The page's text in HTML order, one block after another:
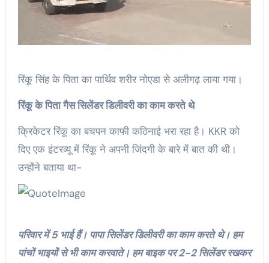
रिंकू सिंह के पिता का पार्थिव शरीर नोएडा से अलीगढ़ लाया गया।
रिंकू के पिता गैस सिलेंडर डिलीवरी का काम करते थे
क्रिकेटर रिंकू का बचपन काफी कठिनाई भरा रहा है। KKR को
दिए एक इंटरव्यू में रिंकू ने अपनी जिंदगी के बारे में बात की थी।
उन्होंने बताया था-
परिवार में 5 भाई हैं। पापा सिलेंडर डिलीवरी का काम करते थे। हम
पांचों भाइयों से भी काम करवाते। हम बाइक पर 2-2 सिलेंडर रखकर